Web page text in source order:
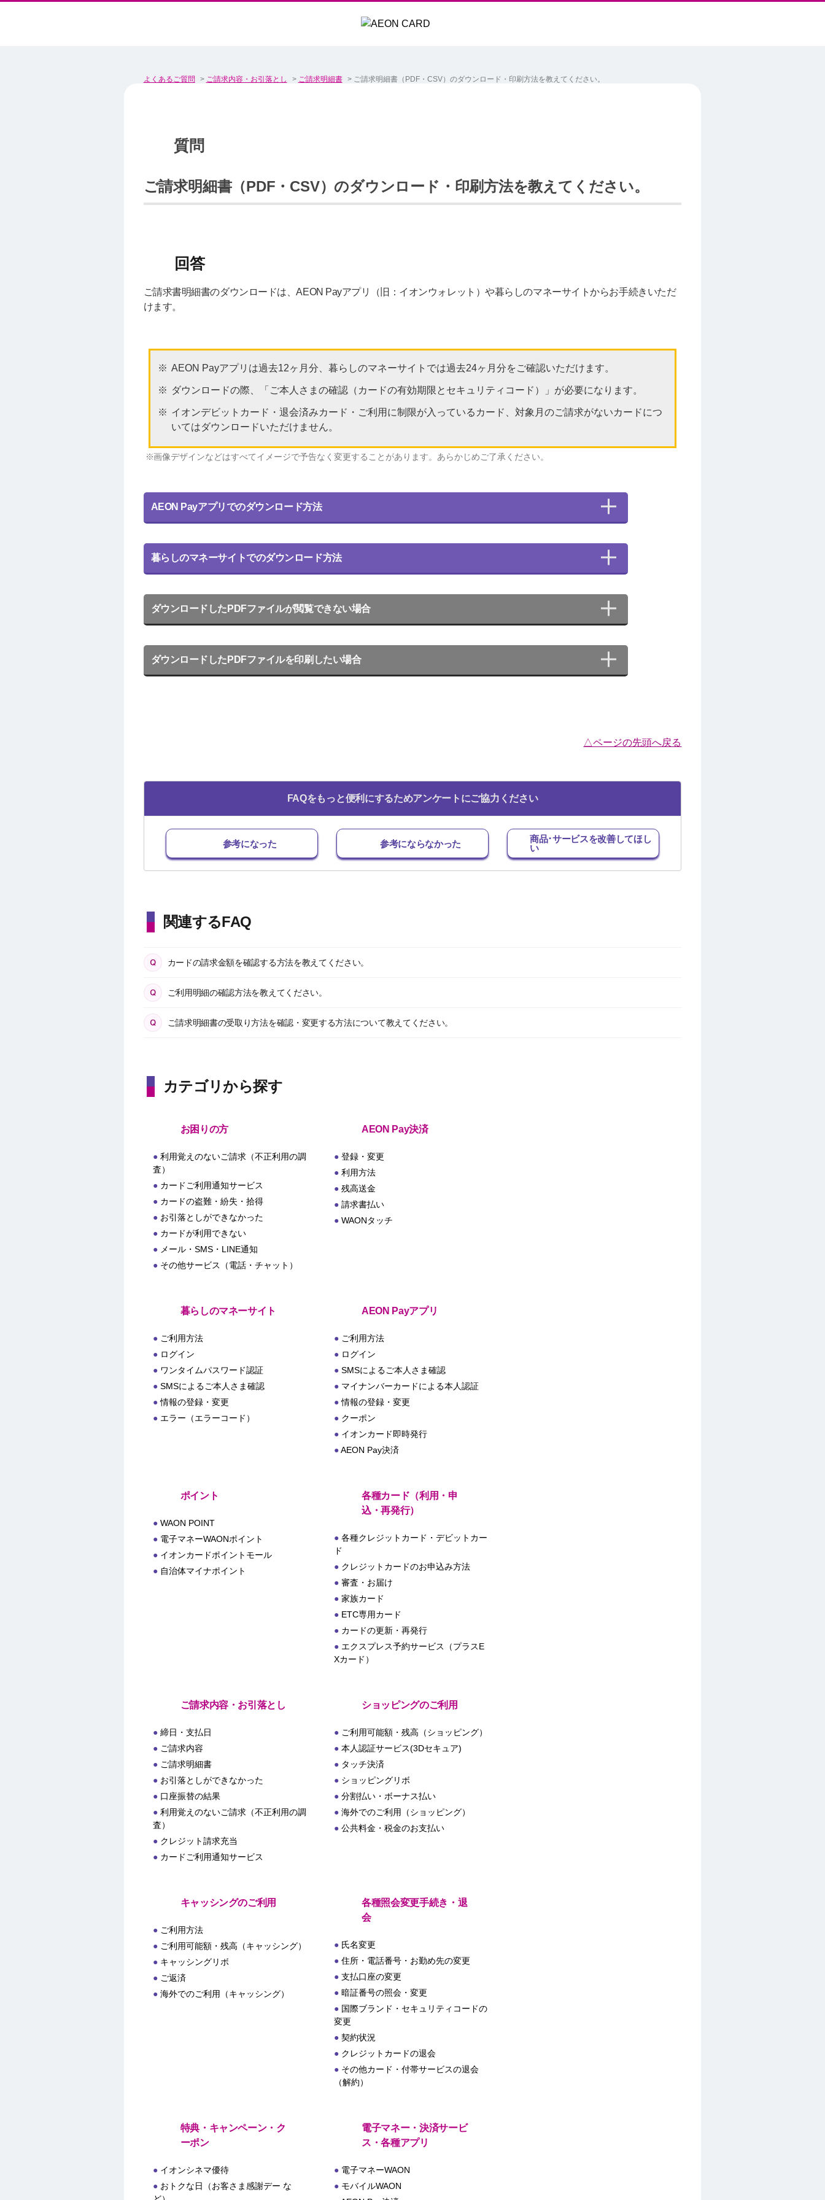
よくあるご質問 > ご請求内容・お引落とし > ご請求明細書 > ご請求明細書（PDF・CSV）のダウンロード・印刷方法を教えてください。
ご請求明細書（PDF・CSV）のダウンロード・印刷方法を教えてください。
ご請求書明細書のダウンロードは、AEON Payアプリ（旧：イオンウォレット）や暮らしのマネーサイトからお手続きいただ
けます。
AEON Payアプリは過去12ヶ月分、暮らしのマネーサイトでは過去24ヶ月分をご確認いただけます。
ダウンロードの際、「ご本人さまの確認（カードの有効期限とセキュリティコード）」が必要になります。
イオンデビットカード・退会済みカード・ご利用に制限が入っているカード、対象月のご請求がないカードにつ
いてはダウンロードいただけません。
画像デザインなどはすべてイメージで予告なく変更することがあります。あらかじめご了承ください。
AEON Payアプリでのダウンロード方法
暮らしのマネーサイトでのダウンロード方法
ダウンロードしたPDFファイルが閲覧できない場合
ダウンロードしたPDFファイルを印刷したい場合
△ページの先頭へ戻る
FAQをもっと便利にするためアンケートにご協力ください
参考になった 参考にならなかった
商品･サービスを改善してほし
い
関連するFAQ
カードの請求金額を確認する方法を教えてください。
ご利用明細の確認方法を教えてください。
ご請求明細書の受取り方法を確認・変更する方法について教えてください。
カテゴリから探す
お困りの方
利用覚えのないご請求（不正利用の調
査）
カードご利用通知サービス
カードの盗難・紛失・拾得
お引落としができなかった
カードが利用できない
メール・SMS・LINE通知
その他サービス（電話・チャット）
AEON Pay決済
登録・変更
利用方法
残高送金
請求書払い
WAONタッチ
暮らしのマネーサイト
ご利用方法
ログイン
ワンタイムパスワード認証
SMSによるご本人さま確認
情報の登録・変更
エラー（エラーコード）
AEON Payアプリ
ご利用方法
ログイン
SMSによるご本人さま確認
マイナンバーカードによる本人認証
情報の登録・変更
クーポン
イオンカード即時発行
AEON Pay決済
ポイント
WAON POINT
電子マネーWAONポイント
イオンカードポイントモール
自治体マイナポイント
各種カード（利用・申
込・再発行）
各種クレジットカード・デビットカー
ド
クレジットカードのお申込み方法
審査・お届け
家族カード
ETC専用カード
カードの更新・再発行
エクスプレス予約サービス（プラスE
Xカード）
ご請求内容・お引落とし
締日・支払日
ご請求内容
ご請求明細書
お引落としができなかった
口座振替の結果
利用覚えのないご請求（不正利用の調
査）
クレジット請求充当
カードご利用通知サービス
ショッピングのご利用
ご利用可能額・残高（ショッピング）
本人認証サービス(3Dセキュア)
タッチ決済
ショッピングリボ
分割払い・ボーナス払い
海外でのご利用（ショッピング）
公共料金・税金のお支払い
キャッシングのご利用
ご利用方法
ご利用可能額・残高（キャッシング）
キャッシングリボ
ご返済
海外でのご利用（キャッシング）
各種照会変更手続き・退
会
氏名変更
住所・電話番号・お勤め先の変更
支払口座の変更
暗証番号の照会・変更
国際ブランド・セキュリティコードの
変更
契約状況
クレジットカードの退会
その他カード・付帯サービスの退会
（解約）
特典・キャンペーン・ク
ーポン
イオンシネマ優待
おトクな日（お客さま感謝デー な
電子マネー・決済サービ
ス・各種アプリ
電子マネーWAON
モバイルWAON